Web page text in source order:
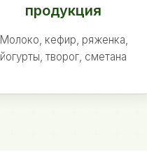
продукция
Молоко, кефир, ряженка,
йогурты, творог, сметана